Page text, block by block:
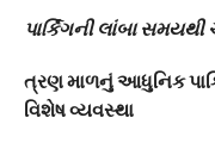
પાર્કિંગની લાંબા
ત્રણ માળનું આધુનિક
વિશેષ વ્યવસ્થા